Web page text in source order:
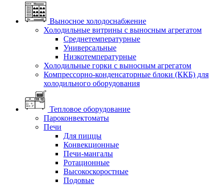
Выносное холодоснабжение
Холодильные витрины с выносным агрегатом
Среднетемпературные
Универсальные
Низкотемпературные
Холодильные горки с выносным агрегатом
Компрессорно-конденсаторные блоки (ККБ) для
холодильного оборудования
Тепловое оборудование
Пароконвектоматы
Печи
Для пиццы
Конвекционные
Печи-мангалы
Ротационные
Высокоскоростные
Подовые